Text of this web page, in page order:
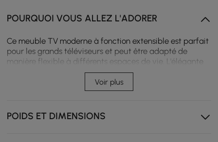
POURQUOI VOUS ALLEZ L'ADORER
Ce meuble TV moderne à fonction extensible est parfait
pour les grands téléviseurs et peut être adapté de
manière flexible à différents espaces de vie. L'élégante
console multimédia offre non seulement de nombreux
espaces de rangement pour vos accessoires, mais elle
impressionne également par son look élégant qui met en
L'installation flexible permet un placement à la fois à
Voir plus
POIDS ET DIMENSIONS